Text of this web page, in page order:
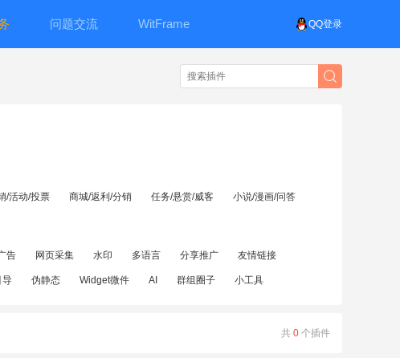
QQ登录
问题交流 WitFrame
/活动/投票 商城/返利/分销 任务/悬赏/威客 小说/漫画/问答
告 网页采集 水印 多语言 分享推广 友情链接
导 伪静态 Widget微件 AI 群组圈子 小工具
共 0 个插件